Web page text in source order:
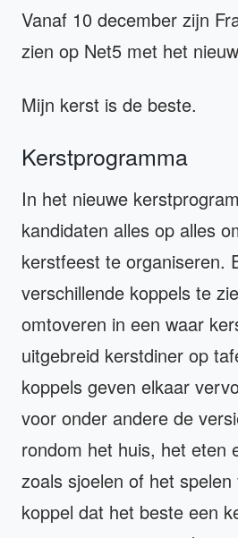
Vanaf 10 december zijn
zien op Net5 met het
Mijn kerst is de beste.
Kerstprogramma
In het nieuwe
kandidaten alles op alles
kerstfeest te organiseren.
verschillende koppels te
omtoveren in een waar
uitgebreid kerstdiner op
koppels geven elkaar
voor onder andere de
rondom het huis, het eten
zoals sjoelen of het
koppel dat het beste een